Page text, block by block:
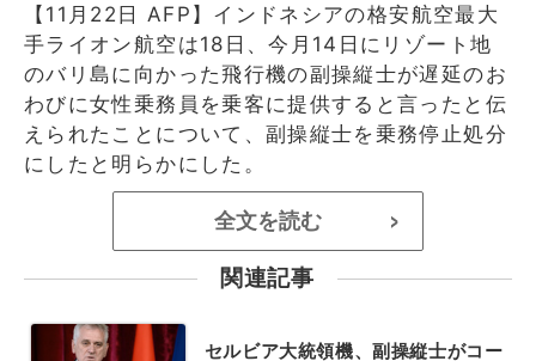
【11月22日 AFP】インドネシアの格安航空最大
手ライオン航空は18日、今月14日にリゾート地
のバリ島に向かった飛行機の副操縦士が遅延のお
わびに女性乗務員を乗客に提供すると言ったと伝
えられたことについて、副操縦士を乗務停止処分
にしたと明らかにした。
全文を読む >
関連記事
セルビア大統領機、副操縦士がコー